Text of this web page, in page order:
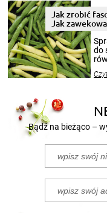
Jak zrobić
Jak
do
Bądź na bieżąco –